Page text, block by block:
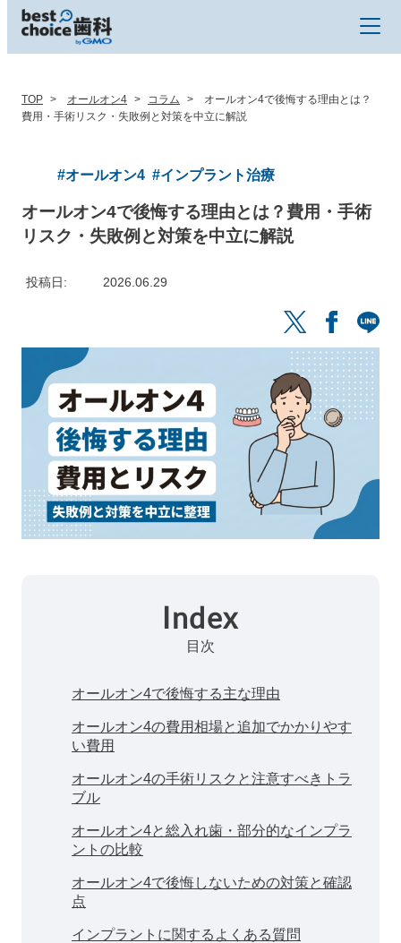
TOP オールオン4 コラム
オールオン4で後悔する理由とは？
費用・手術リスク・失敗例と対策を中立に解説
#オールオン4 #インプラント治療
オールオン4で後悔する理由とは？費用・手術
リスク・失敗例と対策を中立に解説
投稿日 2026.06.29
Index
目次
オールオン4で後悔する主な理由
オールオン4の費用相場と追加でかかりやす
い費用
オールオン4の手術リスクと注意すべきトラ
ブル
オールオン4と総入れ歯・部分的なインプラ
ントの比較
オールオン4で後悔しないための対策と確認
点
インプラントに関するよくある質問